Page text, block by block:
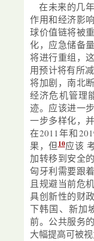
在未来的几
作用和经济影
球价值链将被
化，应急储备
将进行重组，
用预计将有所
将加剧，南北
经济危机管理
迹。应该进一
一步多样化，
在2011年和
果，但10应该
加转移到安全
匈牙利需要跟
且规避当前危
具创新性的财
下韩国、新加
前。公共服务
大幅提高可被